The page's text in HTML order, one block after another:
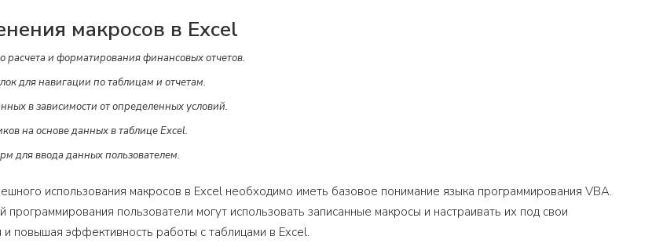
макросов в Excel
расчета и форматирования финансовых отчетов.
для навигации по таблицам и отчетам.
в зависимости от определенных условий.
на основе данных в таблице Excel.
для ввода данных пользователем.
использования макросов в Excel необходимо иметь базовое понимание языка программирования VBA.
программирования пользователи могут использовать записанные макросы и настраивать их под свои
и повышая эффективность работы с таблицами в Excel.